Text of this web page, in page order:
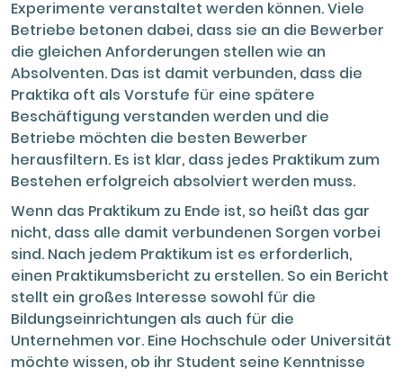
Experimente veranstaltet werden können. Viele
Betriebe betonen dabei, dass sie an die Bewerber
die gleichen Anforderungen stellen wie an
Absolventen. Das ist damit verbunden, dass die
Praktika oft als Vorstufe für eine spätere
Beschäftigung verstanden werden und die
Betriebe möchten die besten Bewerber
herausfiltern. Es ist klar, dass jedes Praktikum zum
Bestehen erfolgreich absolviert werden muss.
Wenn das Praktikum zu Ende ist, so heißt das gar
nicht, dass alle damit verbundenen Sorgen vorbei
sind. Nach jedem Praktikum ist es erforderlich,
einen Praktikumsbericht zu erstellen. So ein Bericht
stellt ein großes Interesse sowohl für die
Bildungseinrichtungen als auch für die
Unternehmen vor. Eine Hochschule oder Universität
möchte wissen, ob ihr Student seine Kenntnisse